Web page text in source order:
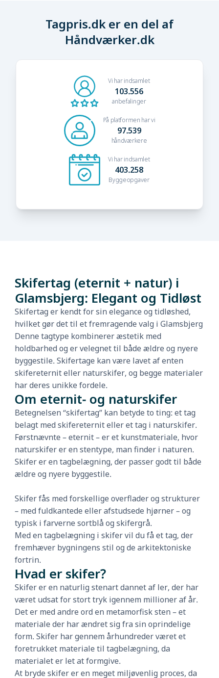
Tagpris.dk er en del af
Håndværker.dk
Vi har indsamlet
103.556
anbefalinger
På platformen har vi
97.539
håndværkere
Vi har indsamlet
403.258
Byggeopgaver
Skifertag (eternit + natur) i
Glamsbjerg: Elegant og Tidløst
Skifertag er kendt for sin elegance og tidløshed,
hvilket gør det til et fremragende valg i Glamsbjerg
Denne tagtype kombinerer æstetik med
holdbarhed og er velegnet til både ældre og nyere
byggestile. Skifertage kan være lavet af enten
skifereternit eller naturskifer, og begge materialer
har deres unikke fordele.
Om eternit- og naturskifer
Betegnelsen “skifertag” kan betyde to ting: et tag
belagt med skifereternit eller et tag i naturskifer.
Førstnævnte – eternit – er et kunstmateriale, hvor
naturskifer er en stentype, man finder i naturen.
Skifer er en tagbelægning, der passer godt til både
ældre og nyere byggestile.
Skifer fås med forskellige overflader og strukturer
– med fuldkantede eller afstudsede hjørner – og
typisk i farverne sortblå og skifergrå.
Med en tagbelægning i skifer vil du få et tag, der
fremhæver bygningens stil og de arkitektoniske
fortrin.
Hvad er skifer?
Skifer er en naturlig stenart dannet af ler, der har
været udsat for stort tryk igennem millioner af år.
Det er med andre ord en metamorfisk sten – et
materiale der har ændret sig fra sin oprindelige
form. Skifer har gennem århundreder været et
foretrukket materiale til tagbelægning, da
materialet er let at formgive.
At bryde skifer er en meget miljøvenlig proces, da